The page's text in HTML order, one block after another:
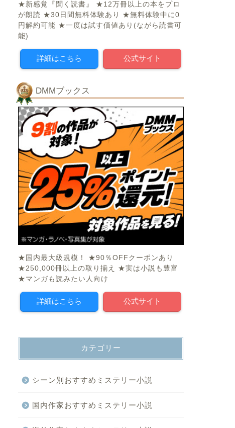
★新感覚『聞く読書』 ★12万冊以上の本をプロ
が朗読 ★30日間無料体験あり ★無料体験中に0
円解約可能 ★一度は試す価値あり(ながら読書可
能)
詳細はこちら 公式サイト
DMMブックス
★国内最大級規模！ ★90％OFFクーポンあり
★250,000冊以上の取り揃え ★実は小説も豊富
★マンガも読みたい人向け
詳細はこちら 公式サイト
カテゴリー
シーン別おすすめミステリー小説
国内作家おすすめミステリー小説